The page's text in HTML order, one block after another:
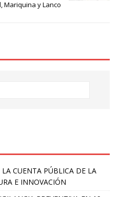
Mariquina y Lanco
CUENTA PÚBLICA DE LA
E INNOVACIÓN